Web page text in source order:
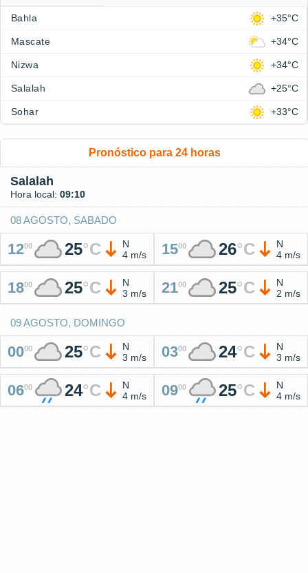
Bahla +35°C
Mascate +34°C
Nizwa +34°C
Salalah +25°C
Sohar +33°C
Pronóstico para 24 horas
Salalah
Hora local: 09:10
08 AGOSTO, SABADO
1200 25°C
N
4 m/s
1500 26°C
N
4 m/s
1800 25°C
N
3 m/s
2100 25°C
N
2 m/s
09 AGOSTO, DOMINGO
0000 25°C
N
3 m/s
0300 24°C
N
3 m/s
0600 24°C
N
4 m/s
0900 25°C
N
4 m/s